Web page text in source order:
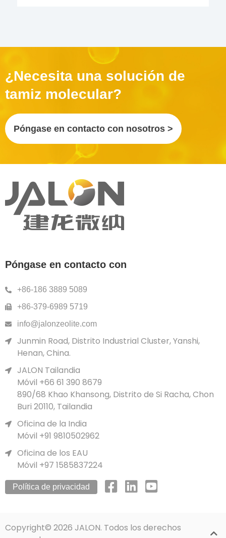
¿Necesita una solución de
tamiz molecular?
Póngase en contacto con nosotros >
Póngase en contacto con
+86-186 3889 5089
+86-379-6989 5719
info@jalonzeolite.com
Junmin Road, Distrito Industrial Cluster, Yanshi,
Henan, China.
JALON Tailandia
Móvil +66 61 390 8679
890/68 Khao Khansong, Distrito de Si Racha, Chon
Buri 20110, Tailandia
Oficina de la India
Móvil +91 9810502962
Oficina de los EAU
Móvil +97 1585837224
Política de privacidad
Copyright© 2026 JALON. Todos los derechos